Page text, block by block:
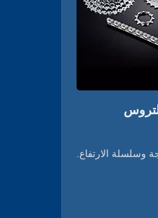
وسلسلة الارتفاع.